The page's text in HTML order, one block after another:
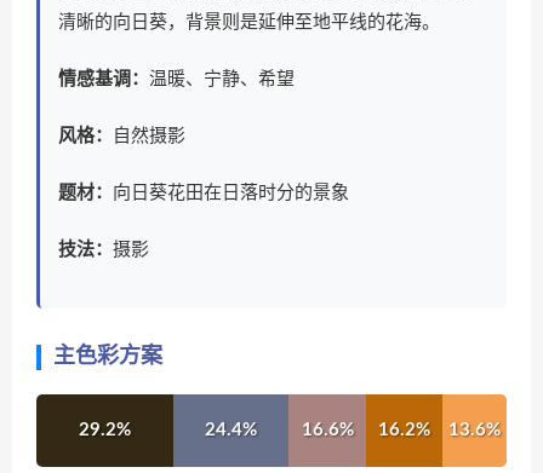
清晰的向日葵，背景则是延伸至地平线的花海。
情感基调： 温暖、宁静、希望
风格： 自然摄影
题材： 向日葵花田在日落时分的景象
技法： 摄影
主色彩方案
29.2% 24.4% 16.6% 16.2% 13.6%